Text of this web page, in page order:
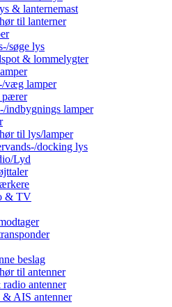
& lanternemast
til lanterner
søge lys
& lommelygter
væg lamper
indbygnings lamper
til lys/lamper
docking lys
Lyd
& TV
beslag
til antenner
antenner
AIS antenner